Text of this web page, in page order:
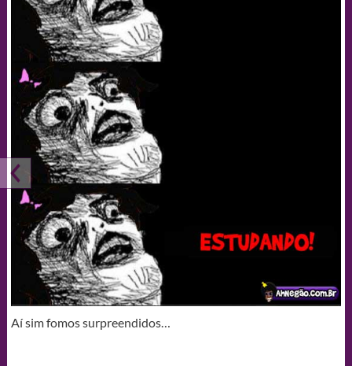
Aí sim fomos surpreendidos…